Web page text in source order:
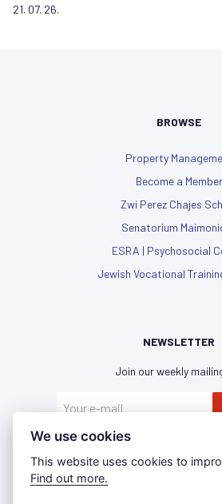
21. 07. 26.
BROWSE
Property
Become a Member
Zwi Perez Chajes
Senatorium
ESRA | Psychosocial
Jewish Vocational
NEWSLETTER
Join our weekly
I have read and agree with the
We use cookies
This website uses cookies to
Find out more.